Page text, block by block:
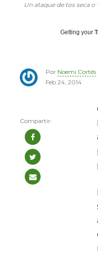
Un ataque de tos seca
Getting your
Por Noemi Cortés
Feb 24, 2014